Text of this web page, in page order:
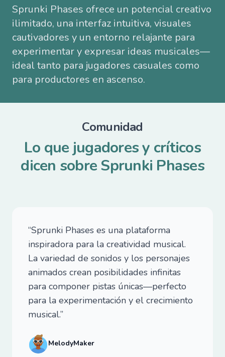
Sprunki Phases ofrece un potencial creativo
ilimitado, una interfaz intuitiva, visuales
cautivadores y un entorno relajante para
experimentar y expresar ideas musicales—
ideal tanto para jugadores casuales como
para productores en ascenso.
Comunidad
Lo que jugadores y críticos
dicen sobre Sprunki Phases
“Sprunki Phases es una plataforma
inspiradora para la creatividad musical.
La variedad de sonidos y los personajes
animados crean posibilidades infinitas
para componer pistas únicas—perfecto
para la experimentación y el crecimiento
musical.”
MelodyMaker